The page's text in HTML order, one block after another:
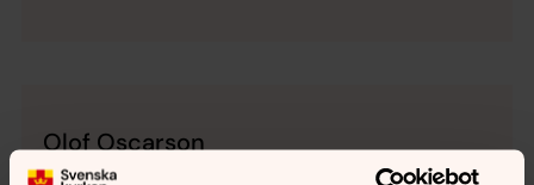
Olof Oscarson
Musiker - kantor, Södertälje församling, Svenska